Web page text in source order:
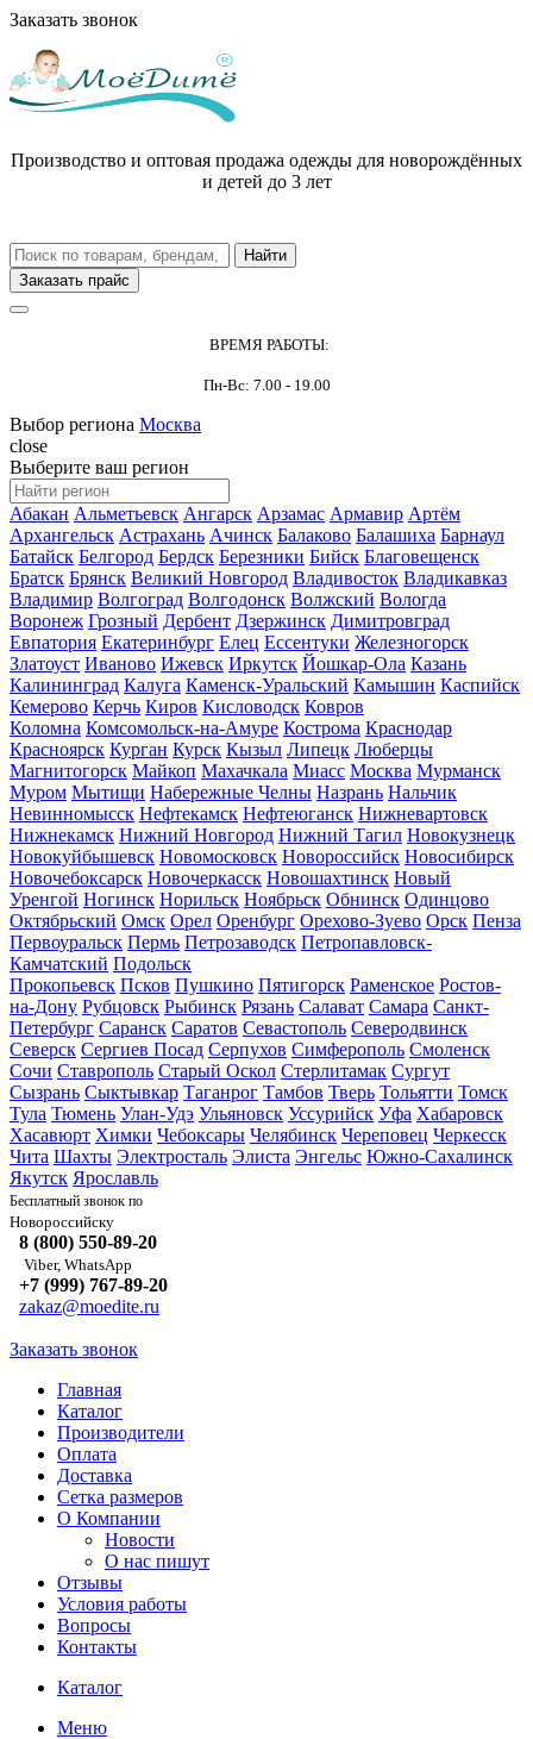
Заказать звонок
Производство и оптовая продажа одежды для новорождённых
и детей до 3 лет
Заказать прайс
ВРЕМЯ РАБОТЫ:
Пн-Вс: 7.00 - 19.00
Выбор региона Москва
close
Выберите ваш регион
Абакан Альметьевск Ангарск Арзамас Армавир Артём
Архангельск Астрахань Ачинск Балаково Балашиха Барнаул
Батайск Белгород Бердск Березники Бийск Благовещенск
Братск Брянск Великий Новгород Владивосток Владикавказ
Владимир Волгоград Волгодонск Волжский Вологда
Воронеж Грозный Дербент Дзержинск Димитровград
Евпатория Екатеринбург Елец Ессентуки Железногорск
Златоуст Иваново Ижевск Иркутск Йошкар-Ола Казань
Калининград Калуга Каменск-Уральский Камышин Каспийск
Кемерово Керчь Киров Кисловодск Ковров
Коломна Комсомольск-на-Амуре Кострома Краснодар
Красноярск Курган Курск Кызыл Липецк Люберцы
Магнитогорск Майкоп Махачкала Миасс Москва Мурманск
Муром Мытищи Набережные Челны Назрань Нальчик
Невинномысск Нефтекамск Нефтеюганск Нижневартовск
Нижнекамск Нижний Новгород Нижний Тагил Новокузнецк
Новокуйбышевск Новомосковск Новороссийск Новосибирск
Новочебоксарск Новочеркасск Новошахтинск Новый
Уренгой Ногинск Норильск Ноябрьск Обнинск Одинцово
Октябрьский Омск Орел Оренбург Орехово-Зуево Орск Пенза
Первоуральск Пермь Петрозаводск Петропавловск-
Камчатский Подольск
Прокопьевск Псков Пушкино Пятигорск Раменское Ростов-
на-Дону Рубцовск Рыбинск Рязань Салават Самара Санкт-
Петербург Саранск Саратов Севастополь Северодвинск
Северск Сергиев Посад Серпухов Симферополь Смоленск
Сочи Ставрополь Старый Оскол Стерлитамак Сургут
Сызрань Сыктывкар Таганрог Тамбов Тверь Тольятти Томск
Тула Тюмень Улан-Удэ Ульяновск Уссурийск Уфа Хабаровск
Хасавюрт Химки Чебоксары Челябинск Череповец Черкесск
Чита Шахты Электросталь Элиста Энгельс Южно-Сахалинск
Якутск Ярославль
Бесплатный звонок по
Новороссийску
8 (800) 550-89-20
Viber, WhatsApp
+7 (999) 767-89-20
zakaz@moedite.ru
Заказать звонок
Главная
Каталог
Производители
Оплата
Доставка
Сетка размеров
О Компании
Новости
О нас пишут
Отзывы
Условия работы
Вопросы
Контакты
Каталог
Меню